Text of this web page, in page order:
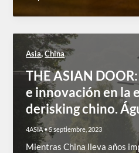
Asia,China
THE ASIAN
e innovación en la
derisking chino.
4ASIA•5 septiembre, 2023
Mientras China lleva años